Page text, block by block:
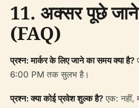
11. अक्सर पूछे जाने
(FAQ)
प्रश्न: मार्कर के लिए जाने का समय क्या है?
6:00 PM तक सुलभ है।
प्रश्न: क्या कोई प्रवेश शुल्क है? एक: नहीं,